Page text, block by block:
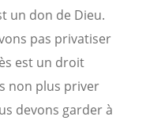
un don de Dieu.
pas privatiser
est un droit
non plus priver
devons garder à